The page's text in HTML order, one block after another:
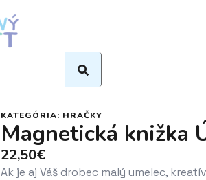
KATEGÓRIA: HRAČKY
Magnetická knižka
22,50€
Ak je aj Váš drobec malý umelec,